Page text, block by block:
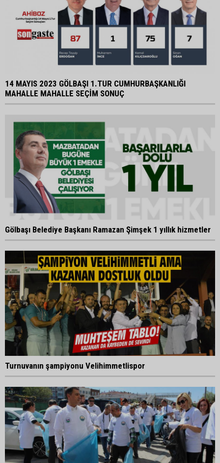
14 MAYIS 2023 GÖLBAŞI 1.TUR CUMHURBAŞKANLIĞI
MAHALLE MAHALLE SEÇİM SONUÇ
Gölbaşı Belediye Başkanı Ramazan Şimşek 1 yıllık hizmetler
Turnuvanın şampiyonu Velihimmetlispor